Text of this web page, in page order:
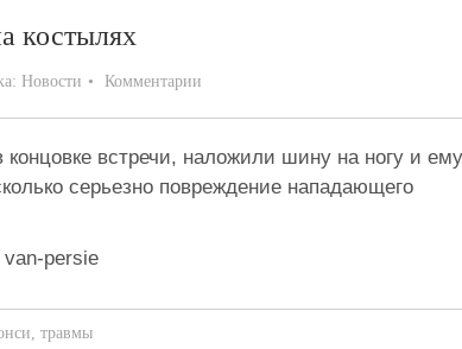
костылях
Новости Комментарии
встречи, наложили шину на ногу и ему
серьезно повреждение нападающего
, травмы